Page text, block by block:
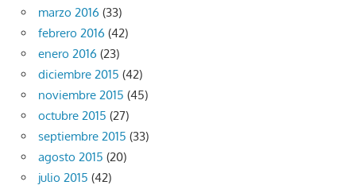
marzo 2016 (33)
febrero 2016 (42)
enero 2016 (23)
diciembre 2015 (42)
noviembre 2015 (45)
octubre 2015 (27)
septiembre 2015 (33)
agosto 2015 (20)
julio 2015 (42)